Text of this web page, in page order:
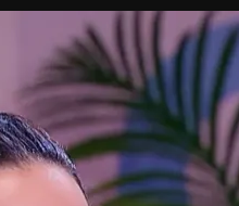
Ввести промокод